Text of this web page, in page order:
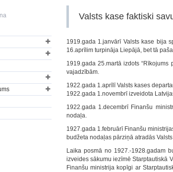
Valsts kase faktiski
1919.gada 1.janvārī Valsts kase bija
16.aprīlim turpināja Liepājā, bet tā
1919.gada 25.martā izdots
vajadzībām.
1922.gada 1.aprīlī Valsts kases
1922.gada 1.novembrī izveidota
1922.gada 1.decembrī Finanšu
nodaļa.
1927.gada 1.februārī Finanšu
budžeta nodaļas pārziņā atradās
Laika posmā no 1927.-1928.gadam
izveides sākumu iezīmē Starptautiskā
Finanšu ministrija kopīgi ar